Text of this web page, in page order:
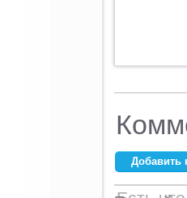
Ваше имя:
Добавить